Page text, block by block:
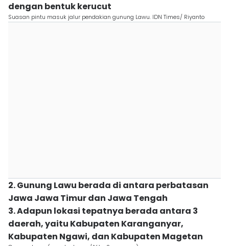
dengan bentuk kerucut
Suasan pintu masuk jalur pendakian gunung Lawu. IDN Times/ Riyanto
2. Gunung Lawu berada di antara perbatasan
Jawa Jawa Timur dan Jawa Tengah
3. Adapun lokasi tepatnya berada antara 3
daerah, yaitu Kabupaten Karanganyar,
Kabupaten Ngawi, dan Kabupaten Magetan